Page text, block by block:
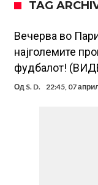
Ливерпул и
вреден 69
Кој го убеди
Инфантино го
„Влегувам на
TAG
Вечерва во
најголемите
фудбалот!
Од S. D. 22:45, 07